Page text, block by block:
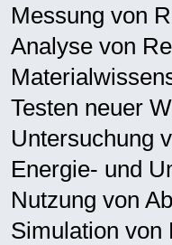
Messung von
Analyse von
Testen neuer
Untersuchung
Energie‑ und
Nutzung von
Simulation von